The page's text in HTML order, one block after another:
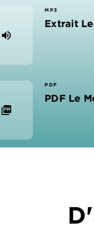
volume_up
MP3
Extrait
picture_as_pdf
PDF
PDF Le